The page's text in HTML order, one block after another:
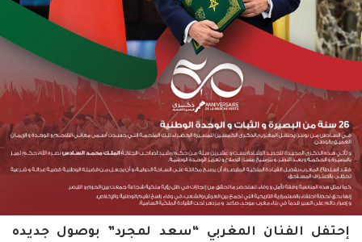
إحتفل الفنان المغربي “سعد لمجرد” بوصول جديده